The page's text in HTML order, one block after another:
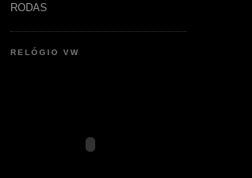
RODAS
RELÓGIO VW